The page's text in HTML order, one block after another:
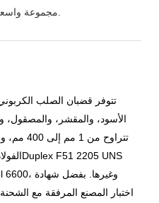
تتوفر قضبان الصلب
الأسود، والمقشر، والمصقول،
تتراوح
اختبار المصنع المرفقة مع